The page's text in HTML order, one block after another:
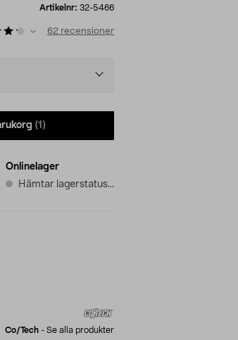
Artikelnr: 32-5466
62 recensioner
(1)
Onlinelager
Hämtar lagerstatus...
Co/tech - Se alla produkter